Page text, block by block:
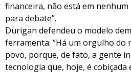
financeira, não está em
para debate”.
Durigan defendeu o modelo
ferramenta: “Há um orgulho do
povo, porque, de fato, a gente
tecnologia que, hoje, é